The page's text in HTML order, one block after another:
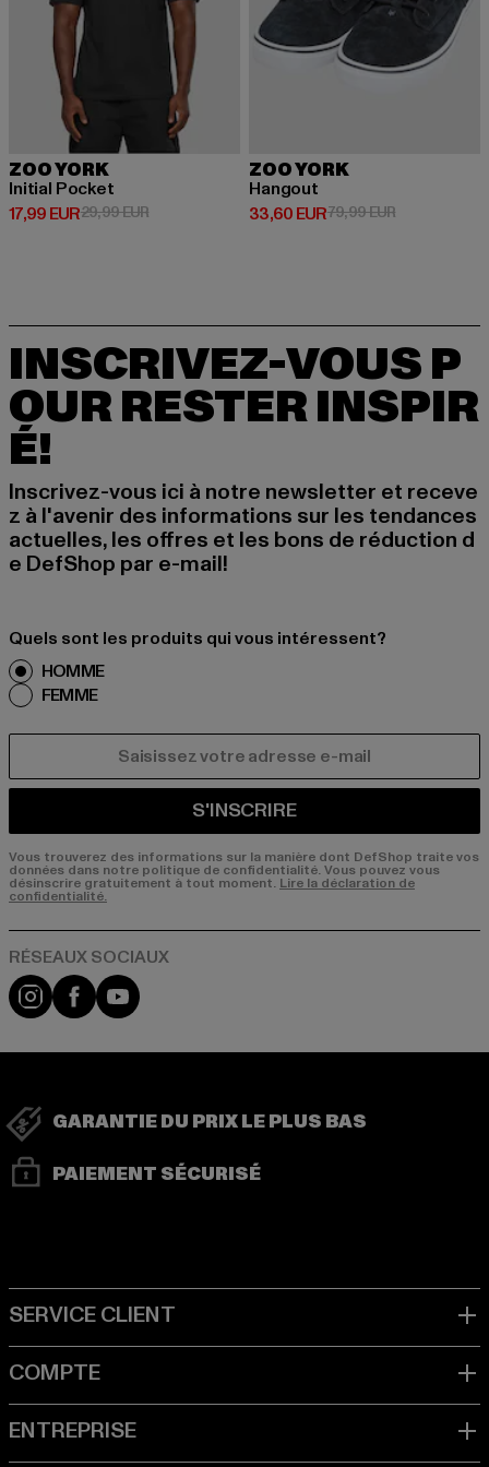
ZOO YORK
Initial Pocket
17,99 EUR
Prix courant: 17,99 EUR
29,99 EURPrix en promotion: 29,99 EUR
ZOO YORK
Hangout
33,60 EUR
Prix courant: 33,60 EUR
79,99 EURPrix en
INSCRIVEZ-VOUS P
OUR RESTER INSPIR
É!
Inscrivez-vous ici à notre newsletter et receve
z à l'avenir des informations sur les tendances
actuelles, les offres et les bons de réduction d
e DefShop par e-mail!
Quels sont les produits qui vous intéressent?
HOMME
FEMME
S'INSCRIRE
Vous trouverez des informations sur la manière dont DefShop traite vos
données dans notre politique de confidentialité. Vous pouvez vous
désinscrire gratuitement à tout moment. Lire la déclaration de
confidentialité.
Visit our Instagram page:
Visit our Facebook page:
Visit our YouTube channel:
GARANTIE DU PRIX LE PLUS BAS
PAIEMENT SÉCURISÉ